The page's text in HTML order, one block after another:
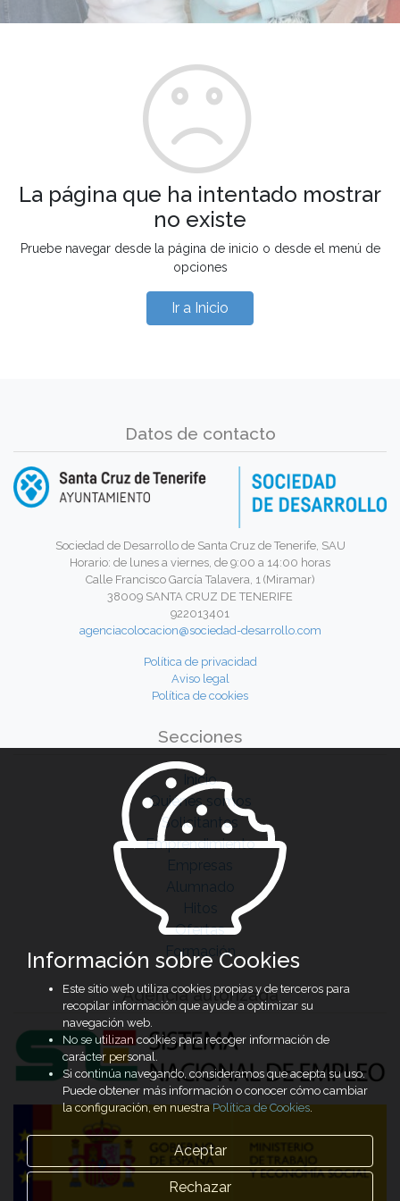
La página que ha intentado mostrar
no existe
Pruebe navegar desde la página de inicio o desde el menú de
opciones
Ir a Inicio
Datos de contacto
Sociedad de Desarrollo de Santa Cruz de Tenerife, SAU
Horario: de lunes a viernes, de 9:00 a 14:00 horas
Calle Francisco García Talavera, 1 (Miramar)
38009 SANTA CRUZ DE TENERIFE
922013401
agenciacolocacion@sociedad-desarrollo.com
Política de privacidad
Aviso legal
Política de cookies
Secciones
Inicio
Quiénes somos
Solicitantes
Emprendimiento
Empresas
Alumnado
Hitos
Ofertas
Formación
Agencia autorizada
Información sobre Cookies
Este sitio web utiliza cookies propias y de terceros para
recopilar información que ayude a optimizar su
navegación web.
No se utilizan cookies para recoger información de
carácter personal.
Si continúa navegando, consideramos que acepta su uso.
Puede obtener más información o conocer cómo cambiar
la configuración, en nuestraPolítica de Cookies.
Aceptar
Rechazar